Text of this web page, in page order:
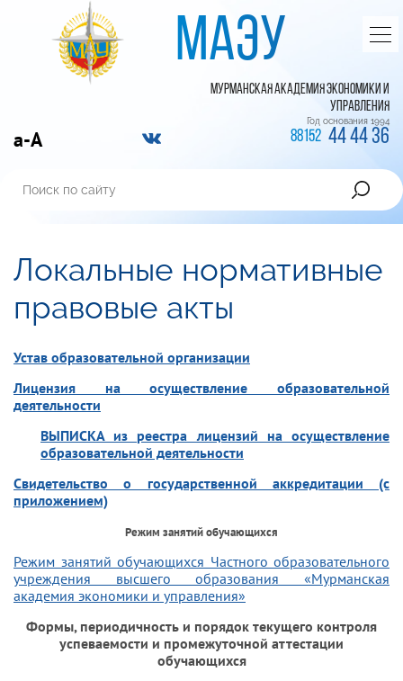
МАЭУ
МУРМАНСКАЯ АКАДЕМИЯ ЭКОНОМИКИ И
УПРАВЛЕНИЯ
Год основания 1994
a-A 88152 44 44 36
Локальные нормативные
правовые акты
Устав образовательной организации
Лицензия на осуществление образовательной
деятельности
ВЫПИСКА из реестра лицензий на осуществление
образовательной деятельности
Свидетельство о государственной аккредитации (с
приложением)
Режим занятий обучающихся
Режим занятий обучающихся Частного образовательного
учреждения высшего образования «Мурманская
академия экономики и управления»
Формы, периодичность и порядок текущего контроля
успеваемости и промежуточной аттестации
обучающихся